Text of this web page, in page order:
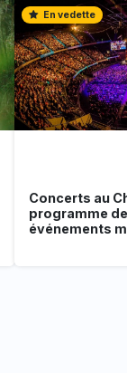
En vedette
Concerts au
programme
événements